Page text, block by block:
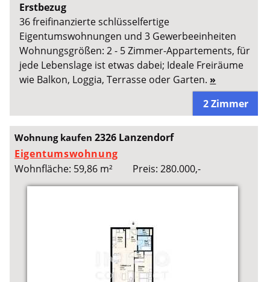
Erstbezug
36 freifinanzierte schlüsselfertige
Eigentumswohnungen und 3 Gewerbeeinheiten
Wohnungsgrößen: 2 - 5 Zimmer-Appartements, für
jede Lebenslage ist etwas dabei; Ideale Freiräume
wie Balkon, Loggia, Terrasse oder Garten. »
2 Zimmer
Wohnung kaufen2326 Lanzendorf
Eigentumswohnung
Wohnfläche: 59,86 m²
Preis: 280.000,-